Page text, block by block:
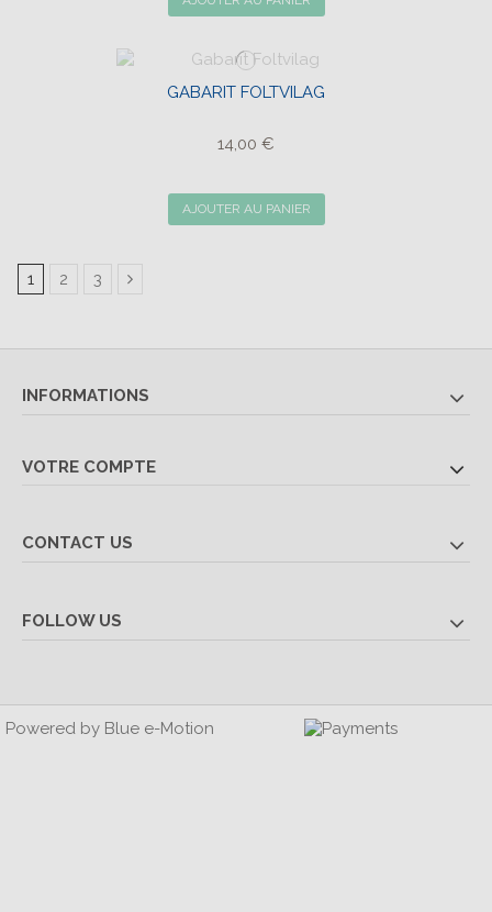
GABARIT FOLTVILAG
14,00 €
AJOUTER AU PANIER
1 2 3
INFORMATIONS
VOTRE COMPTE
CONTACT US
FOLLOW US
Powered by Blue e-Motion